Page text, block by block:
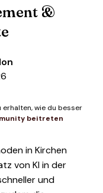
&
erhalten, wie du besser
beitreten
in Kirchen
von KI in der
und